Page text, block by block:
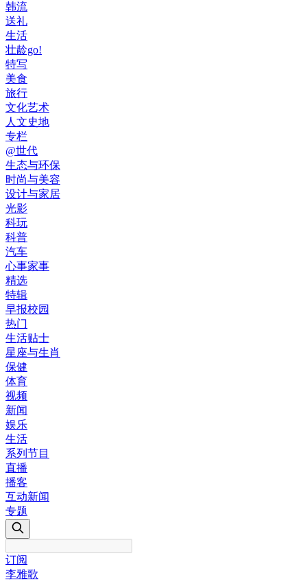
韩流
送礼
生活
壮龄go!
特写
美食
旅行
文化艺术
人文史地
专栏
@世代
生态与环保
时尚与美容
设计与家居
光影
科玩
科普
汽车
心事家事
精选
特辑
早报校园
热门
生活贴士
星座与生肖
保健
体育
视频
新闻
娱乐
生活
系列节目
直播
播客
互动新闻
专题
订阅
李雅歌